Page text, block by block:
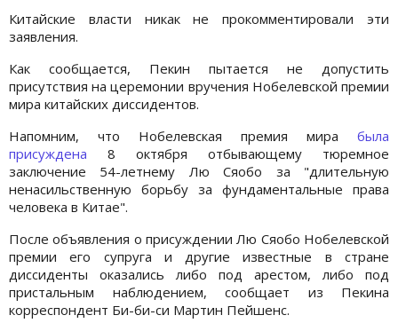
Китайские власти никак не прокомментировали эти
заявления.
Как сообщается, Пекин пытается не допустить
присутствия на церемонии вручения Нобелевской премии
мира китайских диссидентов.
Напомним, что Нобелевская премия мира была
присуждена 8 октября отбывающему тюремное
заключение 54-летнему Лю Сяобо за "длительную
ненасильственную борьбу за фундаментальные права
человека в Китае".
После объявления о присуждении Лю Сяобо Нобелевской
премии его супруга и другие известные в стране
диссиденты оказались либо под арестом, либо под
пристальным наблюдением, сообщает из Пекина
корреспондент Би-би-си Мартин Пейшенс.